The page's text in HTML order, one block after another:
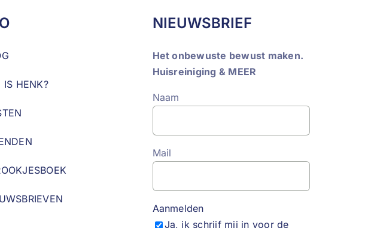
IS HENK?
NIEUWSBRIEF
Het onbewuste bewust maken.
Huisreiniging & MEER
Naam
Mail
Aanmelden
Ja, ik schrijf mij in voor de